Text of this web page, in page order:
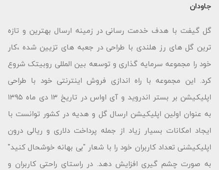
جاودان
گل گیفت با هدف خدمت رسانی در زمینه ارسال بهترین و تازه
ترین گل های رز هلندی با طراحی در جعبه های تزیین شده ،کار
خود را مجموعه سرمایه گذاری و توسعه بین المللی روبیتک شروع
کرد. این مجموعه با راه اندازی فروش اینترنتی خود با طراحی
اپلیکیشن بر بستر اندروید و آی اواس در تاریخ ۱۳ دی ماه ۱۳۹۵
به عنوان اولین اپلیکیشن ارسال گل و هدیه در کشور توانست با
ایجاد امکانات بسیار زیاد از جمله پرداخت دلاری و ریالی درون
اپلیکیشنی تعداد کاربران خود را با شعار "بى بهانه خوشحال كنید"
به صورت چشم گیری افزایش دهد. در راستای راحتی کاربران و